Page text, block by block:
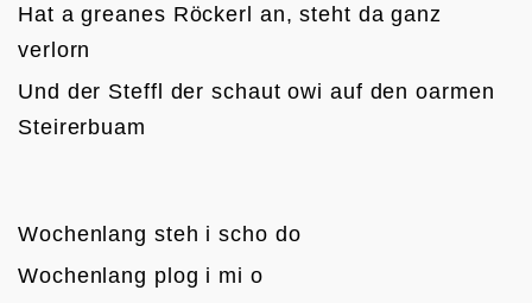
Hat a greanes Röckerl an, steht da ganz
verlorn
Und der Steffl der schaut owi auf den oarmen
Steirerbuam
Wochenlang steh i scho do
Wochenlang plog i mi o